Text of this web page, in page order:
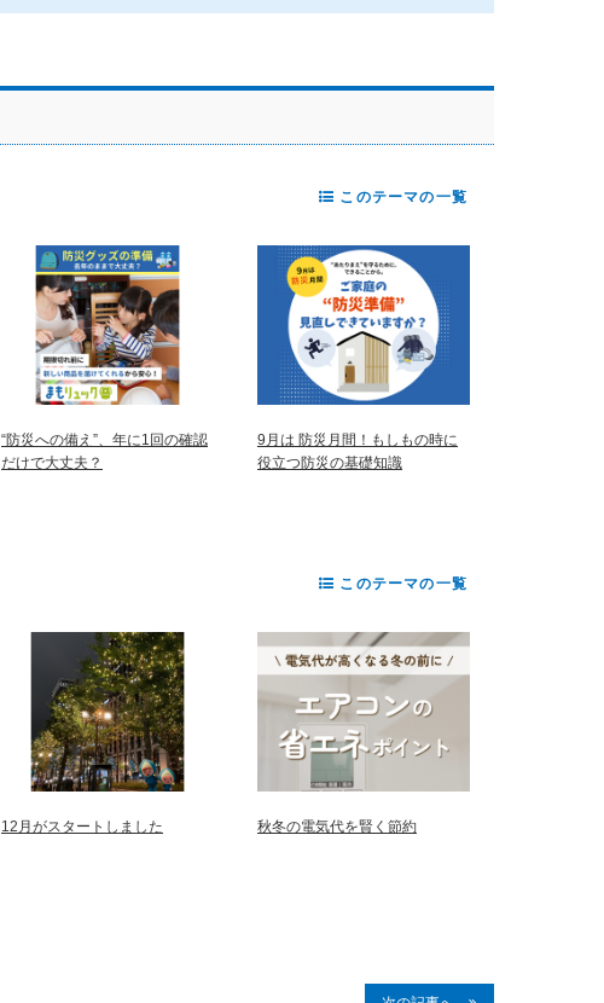
“防災への備え”、年に1回の確認
だけで大丈夫？
9月は 防災月間！もしもの時に
役立つ防災の基礎知識
このテーマの一覧
12月がスタートしました 秋冬の電気代を賢く節約
このテーマの一覧